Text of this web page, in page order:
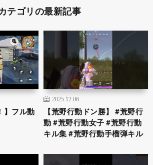
テゴリの最新記事
】フル動
2025.12.06
【荒野行動ドン勝】 #荒野行
動 #荒野行動女子 #荒野行動
キル集 #荒野行動手榴弾キル